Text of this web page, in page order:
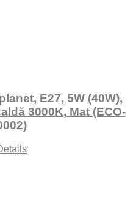
E27, 5W (40W),
3000K, Mat (ECO-